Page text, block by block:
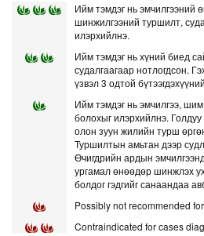
Ийм тэмдэг нь эмчилгээний
шинжилгээний туршилт,
илэрхийлнэ.
Ийм тэмдэг нь хүний биед
судалгаагаар нотлогдсон.
үзвэл 3 одтой
Ийм тэмдэг нь эмчилгээ,
болохыг илэрхийлнэ.
олон зуун жилийн турш
Туршилтын амьтан дээр
Өчигдрийн ардын
ургамал өнөөдөр шинжлэх
болдог гэдгийг санаандаа
Possibly not recommended
Contraindicated for cases